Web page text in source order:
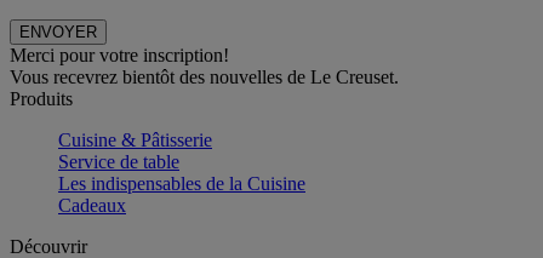
Merci pour votre inscription!
Vous recevrez bientôt des nouvelles de Le Creuset.
Produits
Cuisine & Pâtisserie
Service de table
Les indispensables de la Cuisine
Cadeaux
Découvrir